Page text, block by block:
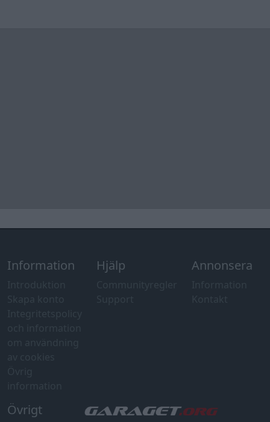
Information Hjälp Annonsera
Övrigt